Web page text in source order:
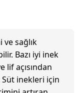
sağlık
Bazı iyi inek
lif açısından
inekleri için